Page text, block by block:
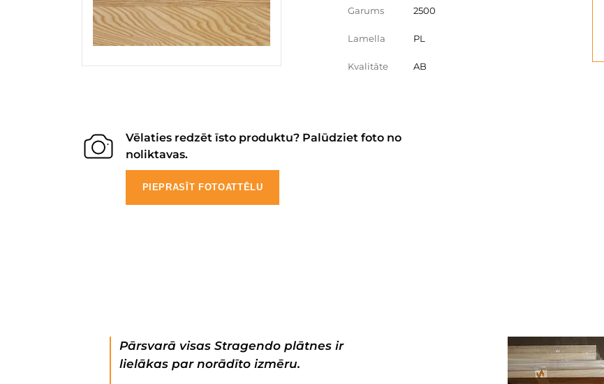
Garums 2500
Lamella PL
Kvalitāte AB
Vēlaties redzēt īsto produktu? Palūdziet foto no
noliktavas.
PIEPRASĪT FOTOATTĒLU
Pārsvarā visas Stragendo plātnes ir
lielākas par norādīto izmēru.